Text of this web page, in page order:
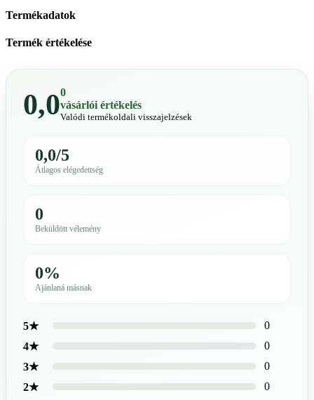
Termékadatok
Termék értékelése
0,00
vásárlói értékelés
Valódi termékoldali visszajelzések
0,0/5
Átlagos elégedettség
0
Beküldött vélemény
0%
Ajánlaná másnak
5★
0
4★
0
3★
0
2★
0